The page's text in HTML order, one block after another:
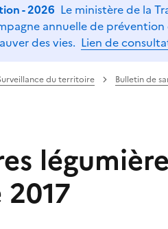
- 2026 Le ministère de la
annuelle de
des vies. Lien de
du territoire Bulletin de